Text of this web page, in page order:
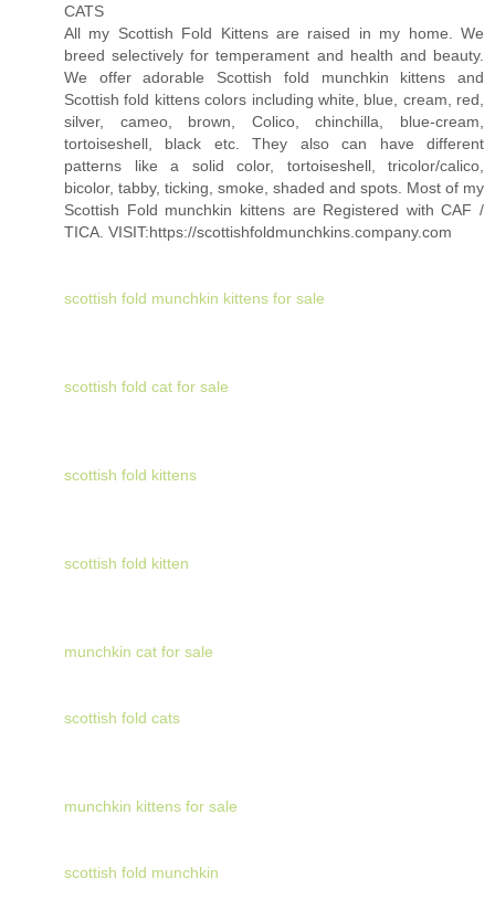
CATS
All my Scottish Fold Kittens are raised in my home. We
breed selectively for temperament and health and beauty.
We offer adorable Scottish fold munchkin kittens and
Scottish fold kittens colors including white, blue, cream, red,
silver, cameo, brown, Colico, chinchilla, blue-cream,
tortoiseshell, black etc. They also can have different
patterns like a solid color, tortoiseshell, tricolor/calico,
bicolor, tabby, ticking, smoke, shaded and spots. Most of my
Scottish Fold munchkin kittens are Registered with CAF /
TICA. VISIT:https://scottishfoldmunchkins.company.com
scottish fold munchkin kittens for sale
scottish fold cat for sale
scottish fold kittens
scottish fold kitten
munchkin cat for sale
scottish fold cats
munchkin kittens for sale
scottish fold munchkin